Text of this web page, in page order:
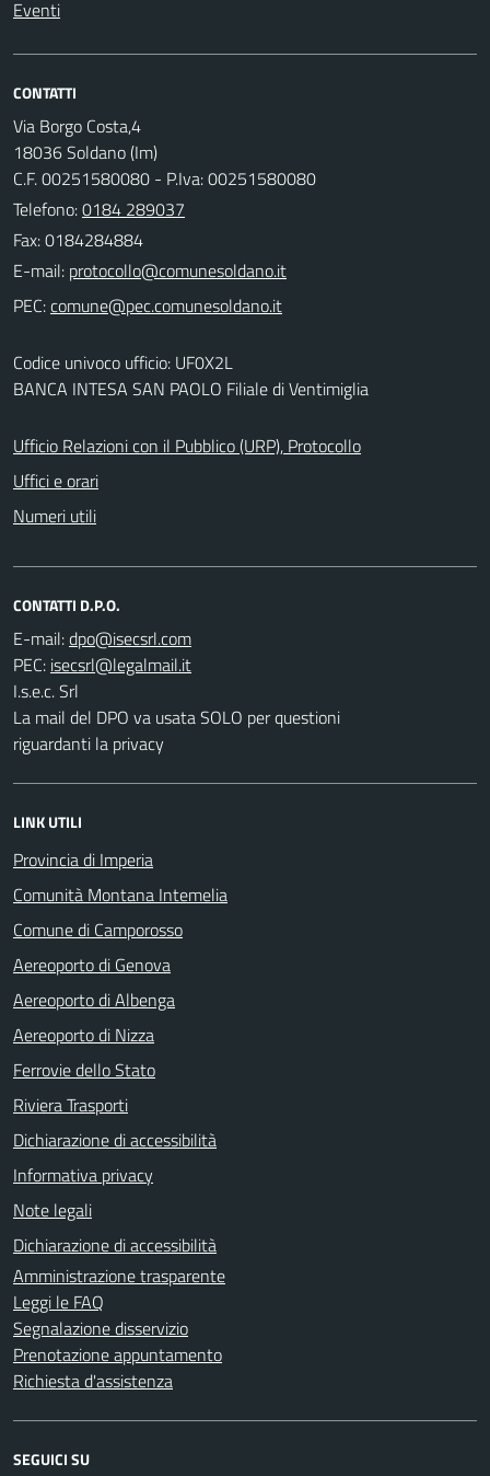
Eventi
CONTATTI
Via Borgo Costa,4
18036 Soldano (Im)
C.F. 00251580080 - P.Iva: 00251580080
Telefono:0184 289037
Fax: 0184284884
E-mail:
PEC:
Codice univoco ufficio: UF0X2L
BANCA INTESA SAN PAOLO Filiale di Ventimiglia
Ufficio Relazioni con il Pubblico (URP), Protocollo
Uffici e orari
Numeri utili
CONTATTI D.P.O.
E-mail:
PEC:
I.s.e.c. Srl
La mail del DPO va usata SOLO per questioni
riguardanti la privacy
LINK UTILI
Provincia di Imperia
Comunità Montana Intemelia
Comune di Camporosso
Aereoporto di Genova
Aereoporto di Albenga
Aereoporto di Nizza
Ferrovie dello Stato
Riviera Trasporti
Dichiarazione di accessibilità
Informativa privacy
Note legali
Dichiarazione di accessibilità
Amministrazione trasparente
Leggi le FAQ
Segnalazione disservizio
Prenotazione appuntamento
Richiesta d'assistenza
SEGUICI SU